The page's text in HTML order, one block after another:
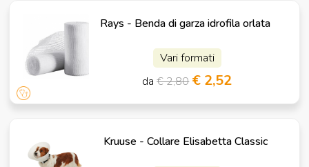
Rays - Benda di garza idrofila orlata
Vari formati
da€ 2,80 € 2,52
Kruuse - Collare Elisabetta Classic